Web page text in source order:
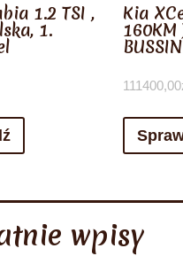
1.2 TSI ,
1.
Kia
111400,00
wpisy